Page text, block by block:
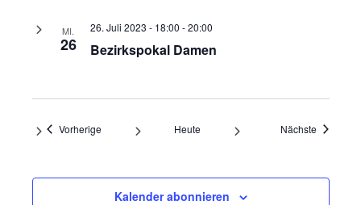
MI.
26 Bezirkspokal Damen
26. Juli 2023 - 18:00 -20:00
VorherigeVeranstaltungen Heute Nächste
Kalender abonnieren